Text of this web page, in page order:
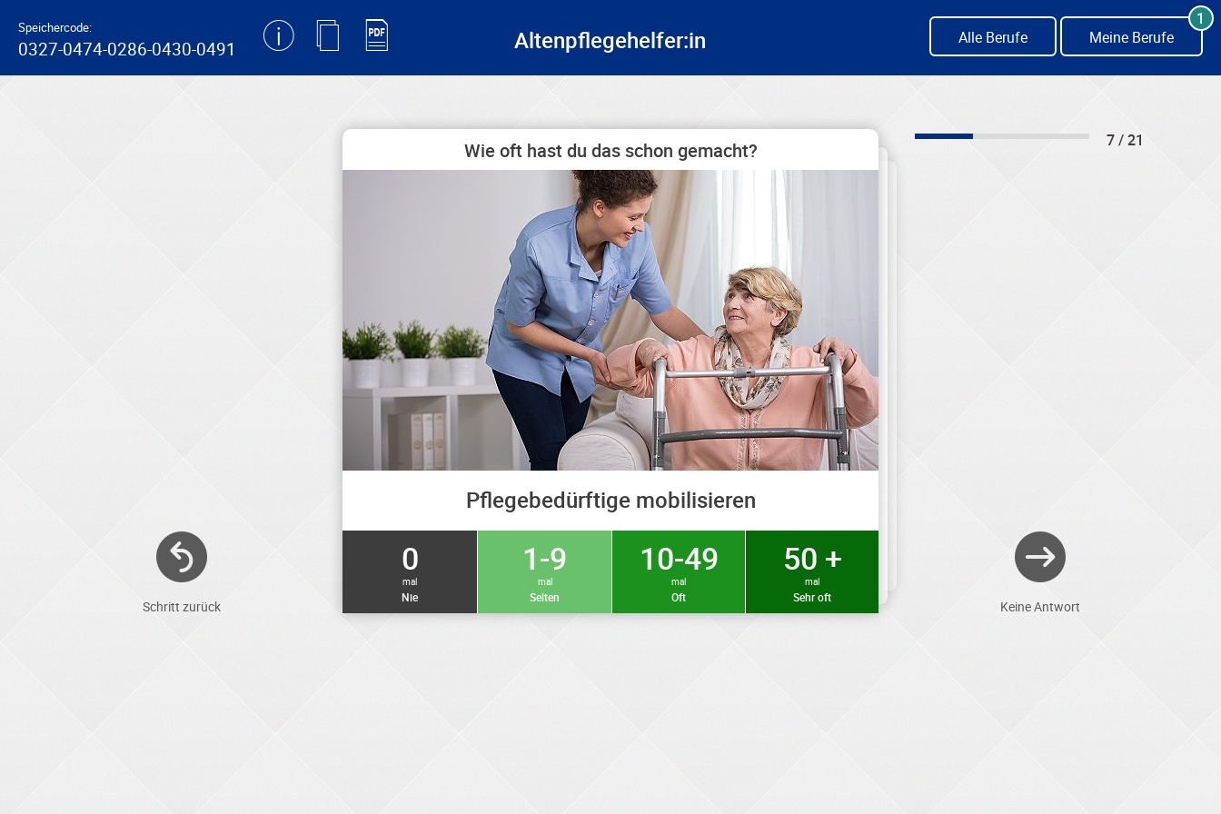
Speichercode:
0327-0474-0286-0430-0491 Altenpflegehelfer:in Alle Berufe Meine Berufe
1
Schritt zurück
Wie oft hast du das schon gemacht?
Pflegebedürftige mobilisieren
0
mal
Nie
1-9
mal
Selten
10-49
mal
Oft
50 +
mal
Sehr oft
7 / 21
Keine Antwort